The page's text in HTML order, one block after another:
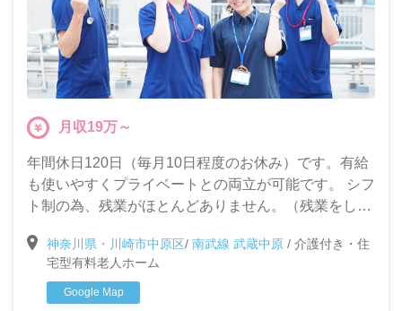
月収19万～
年間休日120日（毎月10日程度のお休み）です。有給
も使いやすくプライベートとの両立が可能です。 シフ
ト制の為、残業がほとんどありません。（残業をした
おりますので安心して業務につくことができます。
神奈川県・川崎市中原区/ 南武線 武蔵中原 / 介護付き・住
宅型有料老人ホーム
Google Map